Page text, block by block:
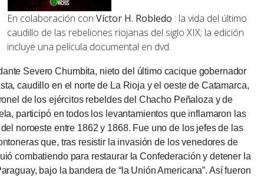
En colaboración con Víctor H. Robledo : la vida del último
caudillo de las rebeliones riojanas del siglo XIX; la edición
incluye una película documental en dvd.
Severo Chumbita, nieto del último cacique gobernador
caudillo en el norte de La Rioja y el oeste de Catamarca,
de los ejércitos rebeldes del Chacho Peñaloza y de
participó en todos los levantamientos que inflamaron las
noroeste entre 1862 y 1868. Fue uno de los jefes de las
que, tras resistir la invasión de los venedores de
combatiendo para restaurar la Confederación y detener la
bajo la bandera de “la Unión Americana”. Así fueron